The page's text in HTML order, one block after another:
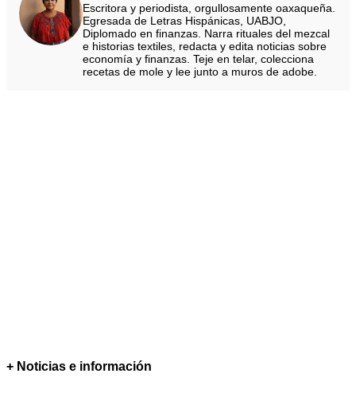
Escritora y periodista, orgullosamente oaxaqueña.
Egresada de Letras Hispánicas, UABJO,
Diplomado en finanzas. Narra rituales del mezcal
e historias textiles, redacta y edita noticias sobre
economía y finanzas. Teje en telar, colecciona
recetas de mole y lee junto a muros de adobe.
+ Noticias e información